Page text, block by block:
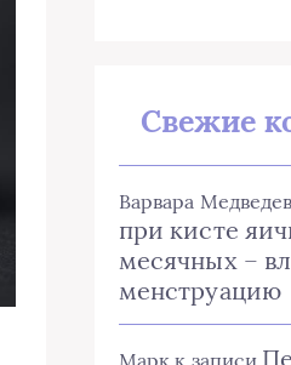
Свежие
Варвара
при кисте
месячных –
менструацию
Марк к записи